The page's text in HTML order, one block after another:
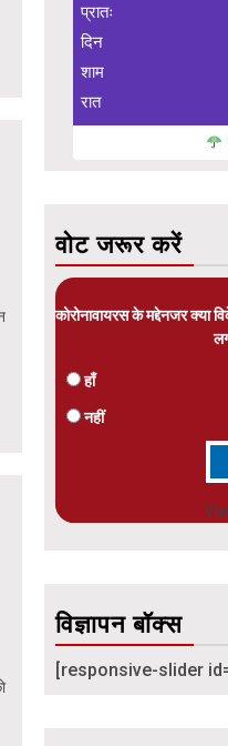
प्रातः
दिन
शाम
रात
वोट जरूर करें
कोरोनावायरस के मद्देनजर क्या
हाँ
नहीं
विज्ञापन बॉक्स
[responsive-slider